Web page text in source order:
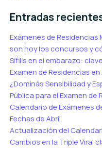
Entradas
Exámenes de
son hoy los concursos y
Sífilis en el embarazo:
Examen de Residencias
¿Dominás Sensibilidad y
Pública para el Examen de
Calendario de Exámenes
Fechas de Abril
Actualización del
Cambios en la Triple Viral